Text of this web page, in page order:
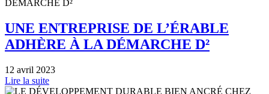
UNE ENTREPRISE DE L’ÉRABLE
ADHÈRE À LA DÉMARCHE D²
12 avril 2023
Lire la suite